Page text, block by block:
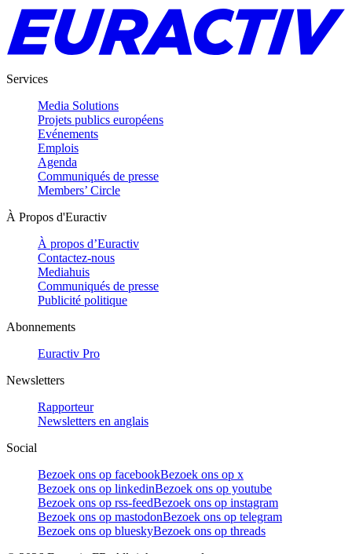
Services
Media Solutions
Projets publics européens
Evénements
Emplois
Agenda
Communiqués de presse
Members’ Circle
À Propos d'Euractiv
À propos d’Euractiv
Contactez-nous
Mediahuis
Communiqués de presse
Publicité politique
Abonnements
Euractiv Pro
Newsletters
Rapporteur
Newsletters en anglais
Social
Bezoek ons op facebookBezoek ons op x
Bezoek ons op linkedinBezoek ons op youtube
Bezoek ons op rss-feedBezoek ons op instagram
Bezoek ons op mastodonBezoek ons op telegram
Bezoek ons op blueskyBezoek ons op threads